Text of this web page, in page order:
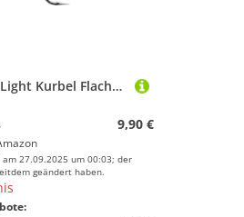
Rapala - X - Light Kurbel Flacher Läufer Fischereiköder Kunststoffkonstruktion - schwimmender Süßwasserköder - Schwimmtiefe 0,9 m - Größe 3,5 cm / 4g - Made in Estland - Live Roach
9,90 €
27.09.2025 um 00:03; der
geändert haben.